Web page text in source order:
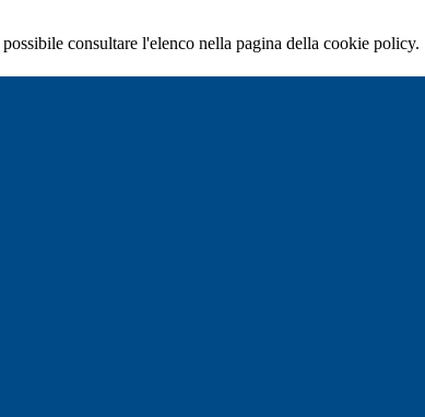
consultare l'elenco nella pagina della cookie policy.